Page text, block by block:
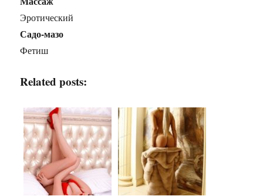
Эротический
Садо-мазо
Фетиш
Related posts: